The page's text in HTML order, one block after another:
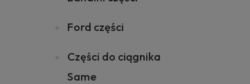
Ford części
Części do ciągnika
Same